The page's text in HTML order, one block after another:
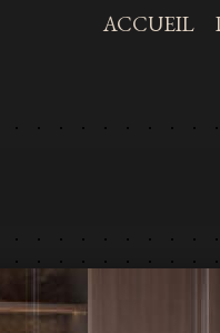
ACCUEIL
CHAISE
MEUBLE TV
CONVERTIBLE
LIT & TÊTE DE LIT